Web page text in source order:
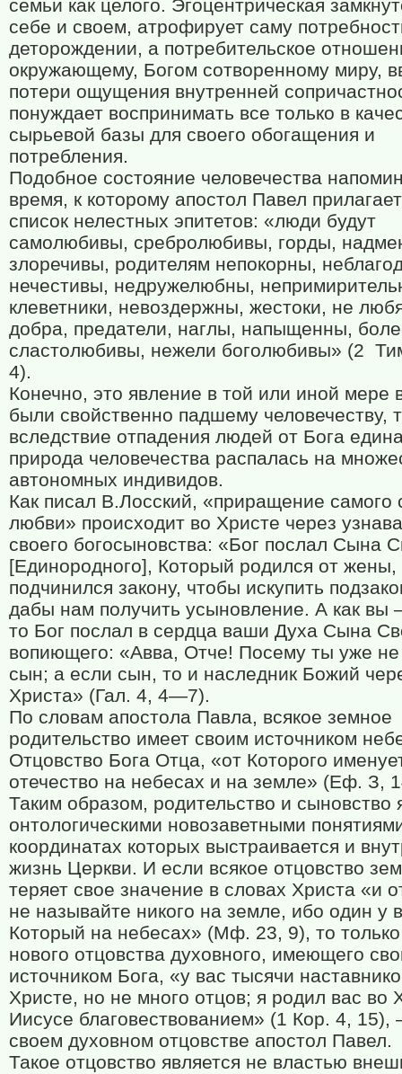
семьи как целого. Эгоцентрическая
себе и своем, атрофирует саму
деторождении, а потребительское
окружающему, Богом сотворенному миру,
потери ощущения внутренней
понуждает воспринимать все только в
сырьевой базы для своего обогащения и
потребления.
Подобное состояние человечества
время, к которому апостол Павел
список нелестных эпитетов: «люди будут
самолюбивы, сребролюбивы, горды,
злоречивы, родителям непокорны,
нечестивы, недружелюбны,
клеветники, невоздержны, жестоки, не
добра, предатели, наглы, напыщенны,
сластолюбивы, нежели боголюбивы» (2
4).
Конечно, это явление в той или иной мере
были свойственно падшему человечеству,
вследствие отпадения людей от Бога
природа человечества распалась на
автономных индивидов.
Как писал В.Лосский, «приращение самого
любви» происходит во Христе через
своего богосыновства: «Бог послал Сына
[Единородного], Который родился от жены,
подчинился закону, чтобы искупить
дабы нам получить усыновление. А как
то Бог послал в сердца ваши Духа Сына
вопиющего: «Авва, Отче! Посему ты уже
сын; а если сын, то и наследник Божий
Христа» (Гал. 4, 4—7).
По словам апостола Павла, всякое земное
родительство имеет своим источником
Отцовство Бога Отца, «от Которого
отечество на небесах и на земле» (Еф. З,
Таким образом, родительство и сыновство
онтологическими новозаветными
координатах которых выстраивается и
жизнь Церкви. И если всякое отцовство
теряет свое значение в словах Христа «и
не называйте никого на земле, ибо один у
Который на небесах» (Мф. 23, 9), то
нового отцовства духовного, имеющего
источником Бога, «у вас тысячи
Христе, но не много отцов; я родил вас во
Иисусе благовествованием» (1 Кор. 4,
своем духовном отцовстве апостол Павел.
Такое отцовство является не властью